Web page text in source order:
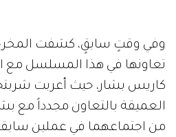
وفي وقتٍ سابقٍ، كشفت
تعاونها في هذا المسلسل مع
كاريس بشار، حيث أعربت
العميقة بالتعاون مجدداً مع
من اجتماعهما في عملين